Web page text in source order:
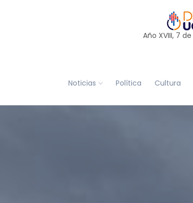
Año XVIII, 7 de
Noticias Política Cultura